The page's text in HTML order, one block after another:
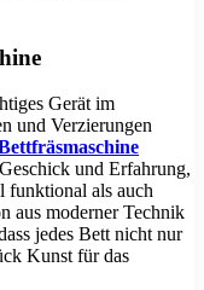
Gerät im
und Verzierungen
und Erfahrung,
funktional als auch
aus moderner Technik
jedes Bett nicht nur
Kunst für das